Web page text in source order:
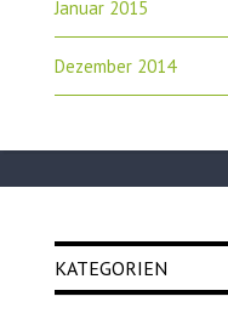
Januar 2015
Dezember 2014
KATEGORIEN